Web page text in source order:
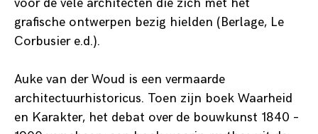
grafische ontwerpen bezig hielden (Berlage, Le
Corbusier e.d.).
Auke van der Woud is een vermaarde
architectuurhistoricus. Toen zijn boek Waarheid
en Karakter, het debat over de bouwkunst 1840 –